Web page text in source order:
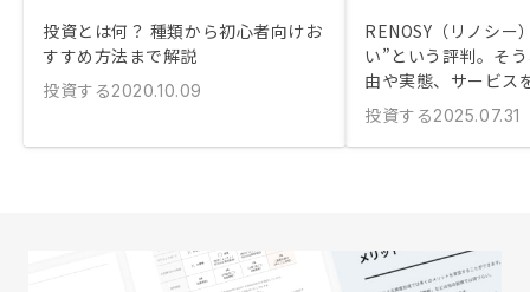
投資とは何？ 種類から初心者向けお
すすめ方法まで解説
投資する2020.10.09
RENOSY（リノシー
い”という評判。そ
由や実態、サービス
投資する2025.07.31